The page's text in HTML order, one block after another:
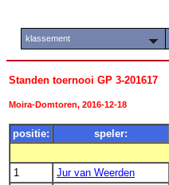
klassement
Standen toernooi GP 3-201617
Moira-Domtoren, 2016-12-18
positie: speler:
1
Jur van Weerden